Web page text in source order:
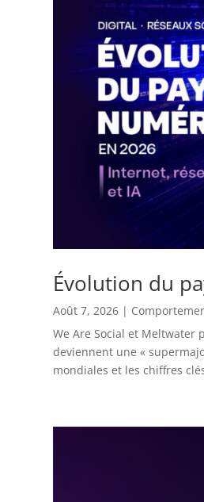
Évolution du
Août 7, 2026 |
We Are Social et Meltwater
deviennent une «
mondiales et les chiffres